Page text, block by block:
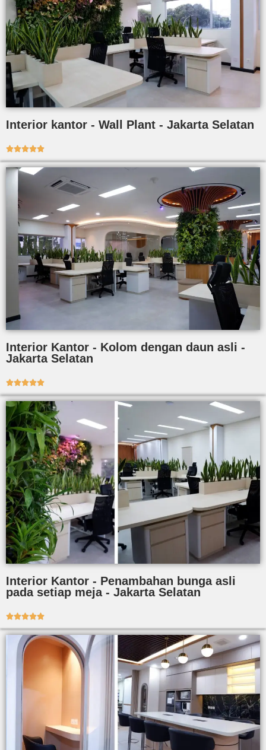
Interior kantor - Wall Plant - Jakarta Selatan

Interior Kantor - Kolom dengan daun asli -
Jakarta Selatan

Interior Kantor - Penambahan bunga asli
pada setiap meja - Jakarta Selatan
